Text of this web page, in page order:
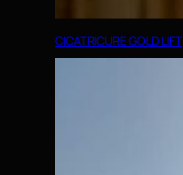
CICATRICURE GOLD LIFT